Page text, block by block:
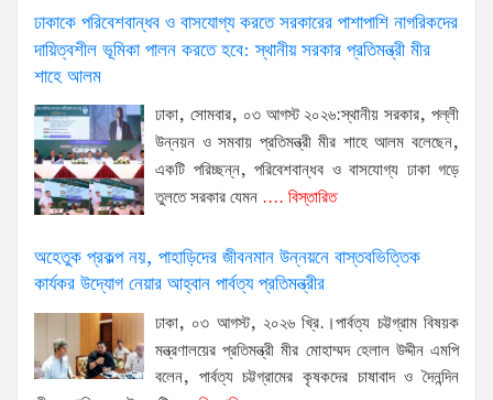
ঢাকাকে পরিবেশবান্ধব ও বাসযোগ্য করতে সরকারের পাশাপাশি নাগরিকদের
দায়িত্বশীল ভূমিকা পালন করতে হবে: স্থানীয় সরকার প্রতিমন্ত্রী মীর
শাহে আলম
ঢাকা, সোমবার, ০৩ আগস্ট ২০২৬:স্থানীয় সরকার, পল্লী
উন্নয়ন ও সমবায় প্রতিমন্ত্রী মীর শাহে আলম বলেছেন,
একটি পরিচ্ছন্ন, পরিবেশবান্ধব ও বাসযোগ্য ঢাকা গড়ে
তুলতে সরকার যেমন .... বিস্তারিত
অহেতুক প্রকল্প নয়, পাহাড়িদের জীবনমান উন্নয়নে বাস্তবভিত্তিক
কার্যকর উদ্যোগ নেয়ার আহ্বান পার্বত্য প্রতিমন্ত্রীর
ঢাকা, ০৩ আগস্ট, ২০২৬ খ্রি.।পার্বত্য চট্টগ্রাম বিষয়ক
মন্ত্রণালয়ের প্রতিমন্ত্রী মীর মোহাম্মদ হেলাল উদ্দীন এমপি
বলেন, পার্বত্য চট্টগ্রামের কৃষকদের চাষাবাদ ও দৈনন্দিন